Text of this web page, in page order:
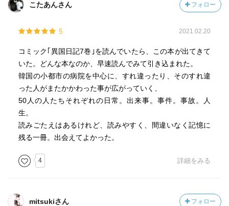
<ムン・ウナム>
に読んだアラン幸福論の
"しあわせだから笑っているのではない。むしろぼくは、笑
うからしあわせなのだ、と言いたい"
という言葉を思い出した。
このパートを読んでいたのは会社帰りの電車の中。その日
はいつになく忙しかったため、心がざわざわして落ち着か
ない、そんな帰り道だった。だが純粋で茶目っ気のあるヒ
えない、可愛らしい一面を見せるチェウォンのやり取りを
読んでいくうちに、煩瑣な業務でふさいだ気分は７回裏の
れったいような恋愛物語、好きなんすわあ。
こたあんさん フォロー
5 2021.02.20
コミック｢異国日記7巻｣を読んでいたら、この本が出てきて
いた。どんな本なのか、早速読んでみて引き込まれた。
韓国の小都市の病院を中心に、すれ違ったり、そのすれ違
った人がまたかかわった事が広がっていく、
50人の人たちそれぞれの日常。出来事。事件。事故。人
生。
読みごたえはあるけれど、読みやすく、間違いなく記憶に
残る一冊。出会えてよかった。
4 詳細をみる
mitsukiさん フォロー